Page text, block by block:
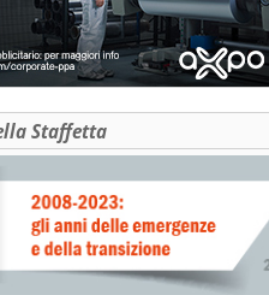
Staffetta